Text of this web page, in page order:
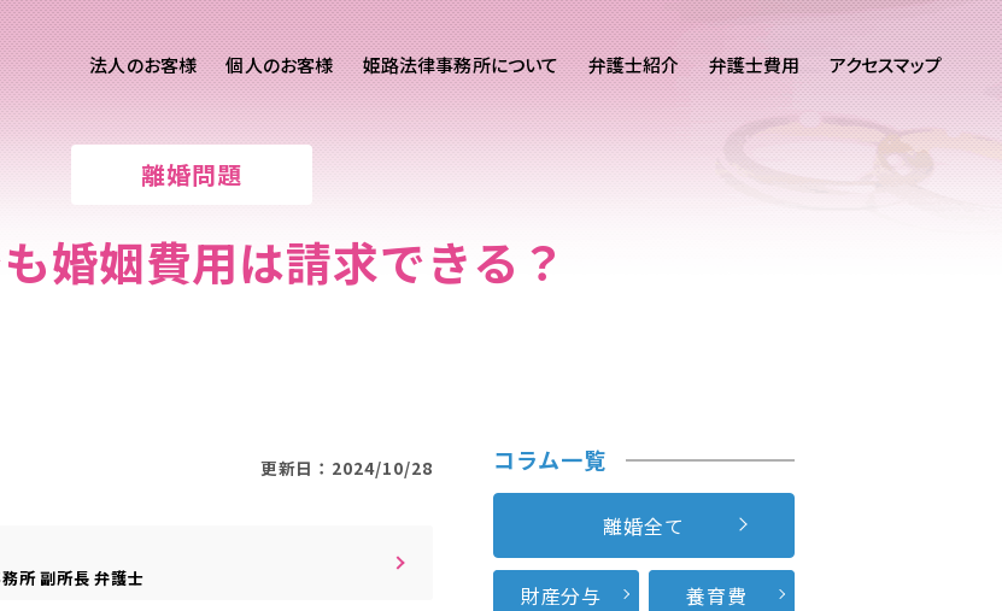
法人のお客様 個人のお客様
のお客様ご相談
問題 刑事事件
姫路法律事務所について 弁護士紹介 弁護士費用 アクセスマップ
離婚問題
婚姻費用は請求できる？
更新日：2024/10/28
務所副所長 弁護士
コラム一覧
離婚全て
財産分与 養育費